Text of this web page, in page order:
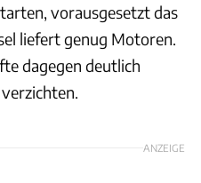
vorausgesetzt das
liefert genug Motoren.
dagegen deutlich
ANZEIGE